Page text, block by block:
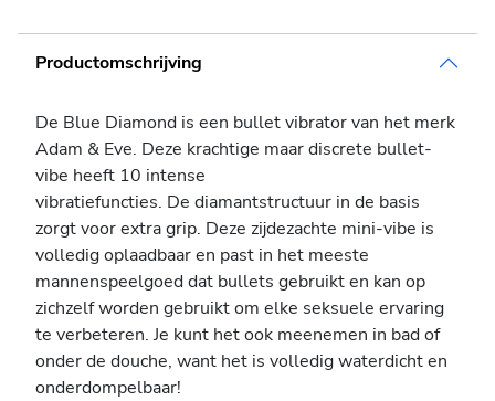
Productomschrijving
De Blue Diamond is een bullet vibrator van het merk
Adam & Eve. Deze krachtige maar discrete bullet-
vibe heeft 10 intense
vibratiefuncties. De diamantstructuur in de basis
zorgt voor extra grip. Deze zijdezachte mini-vibe is
volledig oplaadbaar en past in het meeste
mannenspeelgoed dat bullets gebruikt en kan op
zichzelf worden gebruikt om elke seksuele ervaring
te verbeteren. Je kunt het ook meenemen in bad of
onder de douche, want het is volledig waterdicht en
onderdompelbaar!